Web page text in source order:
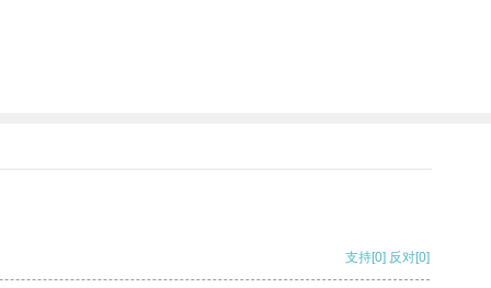
支持[0] 反对[0]